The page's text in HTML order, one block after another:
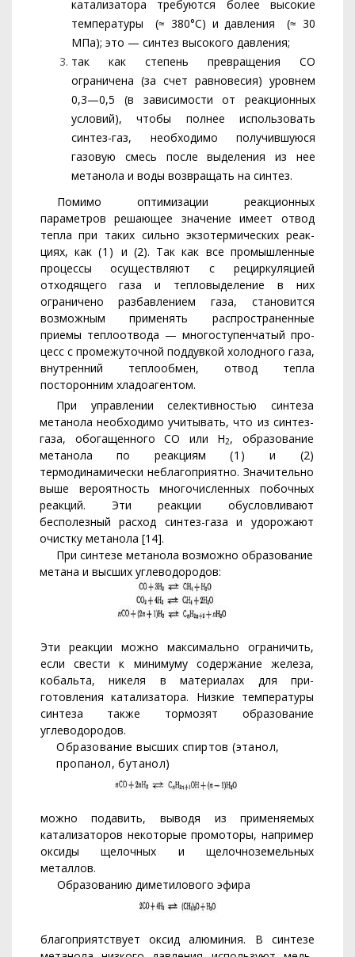
катализатора требуются более высокие
температуры (≈ 380°С) и давления (≈ 30
МПа); это — синтез высокого давления;
так как степень превращения СО
ограничена (за счет равно­весия) уровнем
0,3—0,5 (в зависимости от реакционных
условий), чтобы полнее использовать
синтез-газ, необходимо получившуюся
газовую смесь после выделения из нее
метанола и воды возвращать на синтез.
Помимо оптимизации реакционных
параметров решающее зна­чение имеет отвод
тепла при таких сильно экзотермических реак­
циях, как(1) и (2). Так как все промышленные
процессы осуще­ствляют с рециркуляцией
отходящего газа и тепловыделение в них
ограничено разбавлением газа, становится
возможным применять распространенные
приемы теплоотвода — многоступенчатый про­
цесс с промежуточной поддувкой холодного газа,
внутренний теп­лообмен, отвод тепла
посторонним хладоагентом.
При управлении селективностью синтеза
метанола необходимо учитывать, что из синтез-
газа, обогащенного СО или Н2, образова­ние
метанола по реакциям(1) и (2)
термодинамически неблаго­приятно. Значительно
выше вероятность многочисленных побочных
реакций. Эти реакции обусловливают
бесполезный расход синтез-газа и удорожают
очистку метанола [14].
При синтезе метанола возможно образование
метана и высших углеводородов:
Эти реакции можно максимально ограничить,
если свести к мини­муму содержание железа,
кобальта, никеля в материалах для при­
готовления катализатора. Низкие температуры
синтеза также тор­мозят образование
углеводородов.
Образование высших спиртов (этанол,
пропанол, бутанол)
можно подавить, выводя из применяемых
катализаторов некото­рые промоторы, например
оксиды щелочных и щелочноземельных
металлов.
Образованию диметилового эфира
благоприятствует оксид алюминия. В синтезе